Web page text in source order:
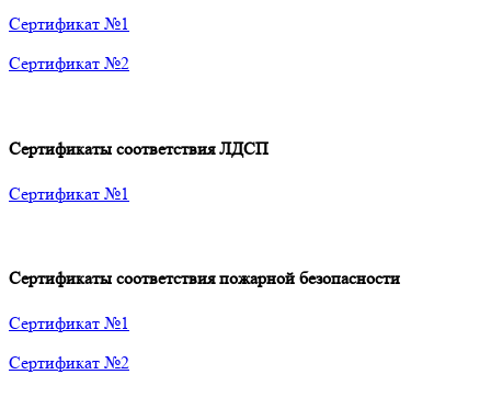
Сертификат №1
Сертификат №2
Сертификаты соответствия ЛДСП
Сертификат №1
Сертификаты соответствия пожарной безопасности
Сертификат №1
Сертификат №2